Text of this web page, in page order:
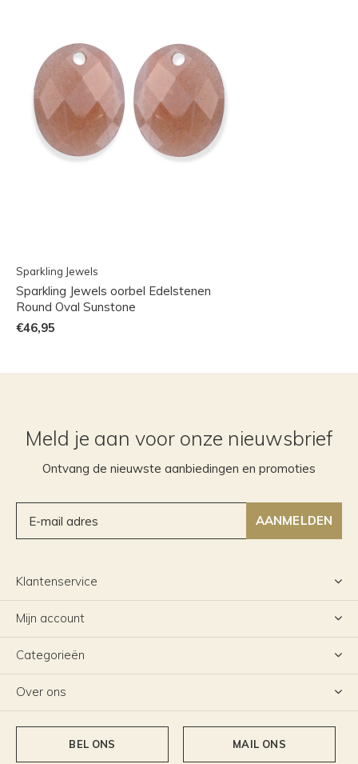
Sparkling Jewels
Sparkling Jewels oorbel Edelstenen
Round Oval Sunstone
€46,95
Meld je aan voor onze nieuwsbrief
Ontvang de nieuwste aanbiedingen en promoties
AANMELDEN
Klantenservice
Mijn account
Categorieën
Over ons
BEL ONS MAIL ONS